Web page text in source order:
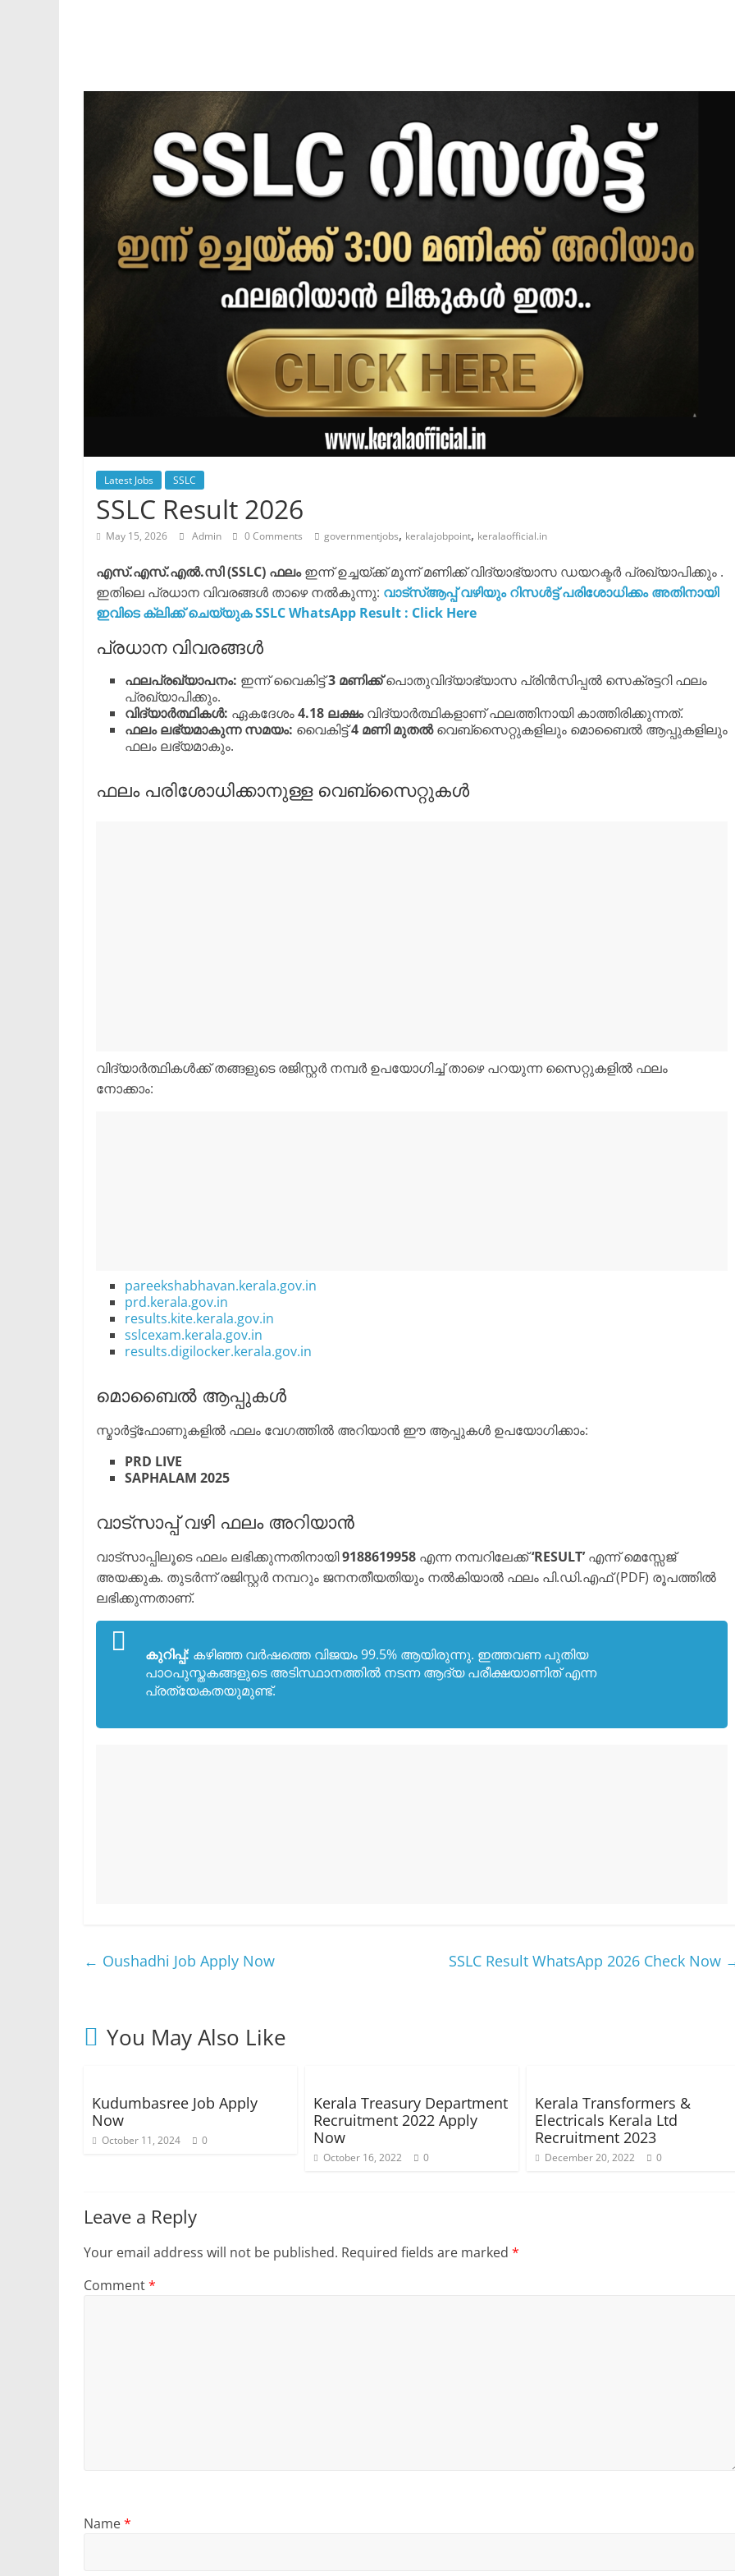
Latest Jobs SSLC
SSLC Result 2026
May 15, 2026 Admin 0 Comments governmentjobs, keralajobpoint, keralaofficial.in
എസ്.എസ്.എൽ.സി (SSLC) ഫലംഇന്ന് ഉച്ചയ്ക്ക് മൂന്ന് മണിക്ക് വിദ്യാഭ്യാസ ഡയറക്ടർ പ്രഖ്യാപിക്കും .
ഇതിലെ പ്രധാന വിവരങ്ങൾ താഴെ നൽകുന്നു: വാട്സ്ആപ്പ് വഴിയും റിസൾട്ട് പരിശോധിക്കം അതിനായി
ഇവിടെ ക്ലിക്ക് ചെയ്യുക SSLC WhatsApp Result : Click Here
​പ്രധാന വിവരങ്ങൾ
ഫലപ്രഖ്യാപനം: ഇന്ന് വൈകിട്ട്3 മണിക്ക്പൊതുവിദ്യാഭ്യാസ പ്രിൻസിപ്പൽ സെക്രട്ടറി ഫലം
പ്രഖ്യാപിക്കും.
വിദ്യാർത്ഥികൾ: ഏകദേശം4.18 ലക്ഷംവിദ്യാർത്ഥികളാണ് ഫലത്തിനായി കാത്തിരിക്കുന്നത്.
ഫലം ലഭ്യമാകുന്ന സമയം: വൈകിട്ട്4 മണി മുതൽവെബ്സൈറ്റുകളിലും മൊബൈൽ ആപ്പുകളിലും
ഫലം ലഭ്യമാകും.
​ഫലം പരിശോധിക്കാനുള്ള വെബ്സൈറ്റുകൾ
​വിദ്യാർത്ഥികൾക്ക് തങ്ങളുടെ രജിസ്റ്റർ നമ്പർ ഉപയോഗിച്ച് താഴെ പറയുന്ന സൈറ്റുകളിൽ ഫലം
നോക്കാം:
pareekshabhavan.kerala.gov.in
prd.kerala.gov.in
results.kite.kerala.gov.in
sslcexam.kerala.gov.in
results.digilocker.kerala.gov.in
​മൊബൈൽ ആപ്പുകൾ
​സ്മാർട്ട്ഫോണുകളിൽ ഫലം വേഗത്തിൽ അറിയാൻ ഈ ആപ്പുകൾ ഉപയോഗിക്കാം:
PRD LIVE
SAPHALAM 2025
​വാട്സാപ്പ് വഴി ഫലം അറിയാൻ
​വാട്സാപ്പിലൂടെ ഫലം ലഭിക്കുന്നതിനായി9188619958 എന്ന നമ്പറിലേക്ക്‘RESULT’എന്ന് മെസ്സേജ്
അയക്കുക. തുടർന്ന് രജിസ്റ്റർ നമ്പറും ജനനതീയതിയും നൽകിയാൽ ഫലം പി.ഡി.എഫ് (PDF) രൂപത്തിൽ
ലഭിക്കുന്നതാണ്.
കുറിപ്പ്: കഴിഞ്ഞ വർഷത്തെ വിജയം 99.5% ആയിരുന്നു. ഇത്തവണ പുതിയ
പാഠപുസ്തകങ്ങളുടെ അടിസ്ഥാനത്തിൽ നടന്ന ആദ്യ പരീക്ഷയാണിത് എന്ന
പ്രത്യേകതയുമുണ്ട്.
← Oushadhi Job Apply Now SSLC Result WhatsApp 2026 Check Now
You May Also Like
Kudumbasree Job Apply
Now
October 11, 2024 0
Kerala Treasury Department
Recruitment 2022 Apply
Now
October 16, 2022 0
Kerala Transformers &
Electricals Kerala Ltd
Recruitment 2023
December 20, 2022 0
Leave a Reply
Your email address will not be published. Required fields are marked *
Comment*
Name*